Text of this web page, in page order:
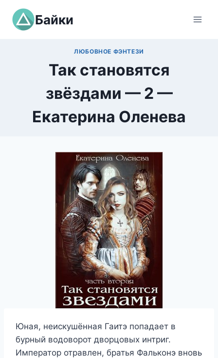
Перейти
содержимому
Байки
ЛЮБОВНОЕ ФЭНТЕЗИ
Так становятся
звёздами — 2 —
Екатерина Оленева
Юная, неискушённая Гаитэ попадает в
бурный водоворот дворцовых интриг.
Император отравлен, братья Фальконэ вновь